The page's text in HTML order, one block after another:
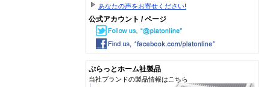
あなたの声をお寄せください!
公式アカウント / ページ
ぷらっとホーム社製品
当社ブランドの製品情報はこちら